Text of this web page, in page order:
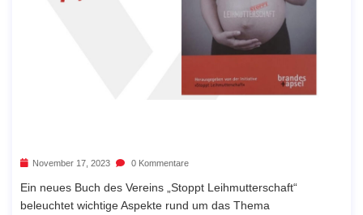
November 17, 2023 0 Kommentare
Ein neues Buch des Vereins „Stoppt Leihmutterschaft“
beleuchtet wichtige Aspekte rund um das Thema